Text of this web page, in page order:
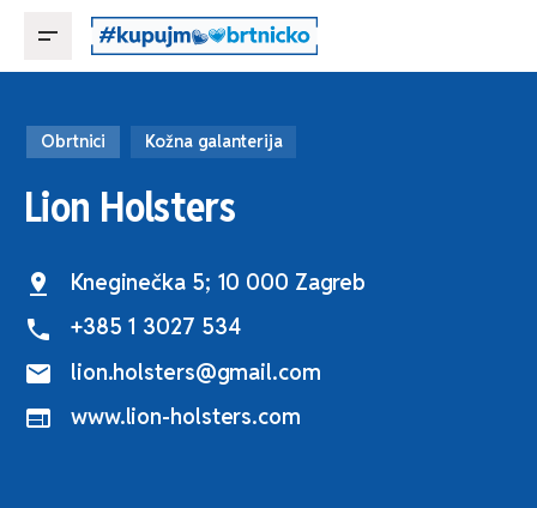
Obrtnici Kožna galanterija
Lion Holsters
pin_drop Kneginečka 5; 10 000 Zagreb
phone +385 1 3027 534
mail lion.holsters@gmail.com
web www.lion-holsters.com